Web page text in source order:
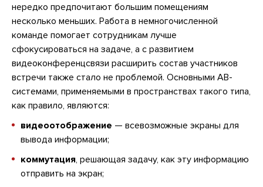
нередко предпочитают большим помещениям
несколько меньших. Работа в немногочисленной
команде помогает сотрудникам лучше
сфокусироваться на задаче, а с развитием
видеоконференцсвязи расширить состав участников
встречи также стало не проблемой. Основными АВ-
системами, применяемыми в пространствах такого типа,
как правило, являются:
видеоотображение — всевозможные экраны для
вывода информации;
коммутация, решающая задачу, как эту информацию
отправить на экран;